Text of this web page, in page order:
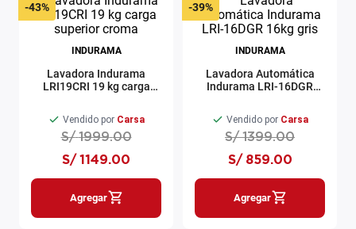
-43%
INDURAMA
Lavadora Indurama
LRI19CRI 19 kg carga
Vendido por Carsa
S/ 1999.00
S/ 1149.00
Agregar
-39%
INDURAMA
Lavadora Automática
Indurama LRI-16DGR
Vendido por Carsa
S/ 1399.00
S/ 859.00
Agregar